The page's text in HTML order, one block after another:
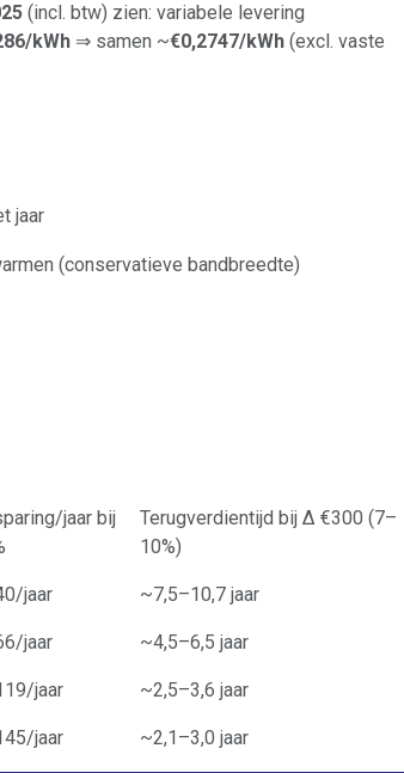
(incl. btw) zien: variabele levering
kWh ⇒ samen ~€0,2747/kWh (excl. vaste
jaar
(conservatieve bandbreedte)
jaar bij
Terugverdientijd bij Δ €300 (7–
10%)
jaar ~7,5–10,7 jaar
jaar ~4,5–6,5 jaar
jaar ~2,5–3,6 jaar
jaar ~2,1–3,0 jaar